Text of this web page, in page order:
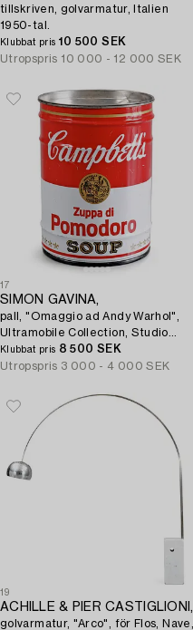
tillskriven, golvarmatur, Italien
1950-tal.
Klubbat pris 10 500 SEK
Utropspris 10 000 - 12 000 SEK
17
SIMON GAVINA,
pall, "Omaggio ad Andy Warhol",
Ultramobile Collection, Studio
Simon, Bologna, Italien efter 1973.
Klubbat pris 8 500 SEK
Utropspris 3 000 - 4 000 SEK
19
ACHILLE & PIER CASTIGLIONI,
golvarmatur, "Arco", för Flos, Nave,